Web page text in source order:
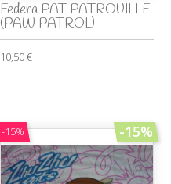
Federa PAT PATROUILLE
(PAW PATROL)
10,50 €
-15% -15%